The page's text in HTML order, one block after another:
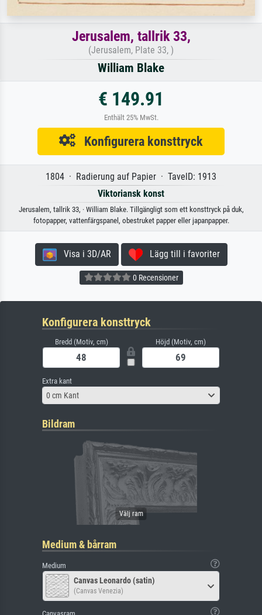
Jerusalem, tallrik 33,
(Jerusalem, Plate 33, )
William Blake
€ 149.91
Enthält 25% MwSt.
Konfigurera konsttryck
1804 · Radierung auf Papier · TavelD: 1913
Viktoriansk konst
Jerusalem, tallrik 33, · William Blake. Tillgängligt som ett konsttryck på duk,
fotopapper, vattenfärgspanel, obestruket papper eller japanpapper.
Visa i 3D/AR Lägg till i favoriter
0 Recensioner
Konfigurera konsttryck
Bredd (Motiv, cm) Höjd (Motiv, cm)
Extra kant
0 cm Kant
Bildram
Medium & bårram
Medium
Canvas Leonardo (satin)
(Canvas Venezia)